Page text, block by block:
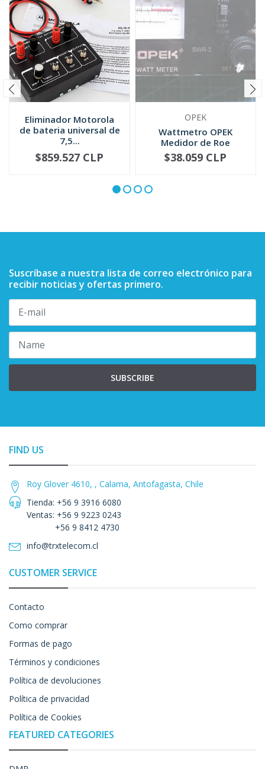
Eliminador Motorola
de bateria universal de
7,5...
+
$859.527 CLP
OPEK
Wattmetro OPEK
Medidor de Roe
HF/VHF 1.7-150MHZ...
NOT AVAILABLE
$38.059 CLP
Suscríbase a nuestra lista de correo electrónico para
recibir noticias y ofertas primero.
SUBSCRIBE
FIND US
Roy Glover 4610, , Calama, Antofagasta, Chile
Tienda: +56 9 3916 6080
Ventas: +56 9 9223 0243
+56 9 8412 4730
info@trxtelecom.cl
CUSTOMER SERVICE
Contacto
Como comprar
Formas de pago
Términos y condiciones
Política de devoluciones
Política de privacidad
Política de Cookies
FEATURED CATEGORIES